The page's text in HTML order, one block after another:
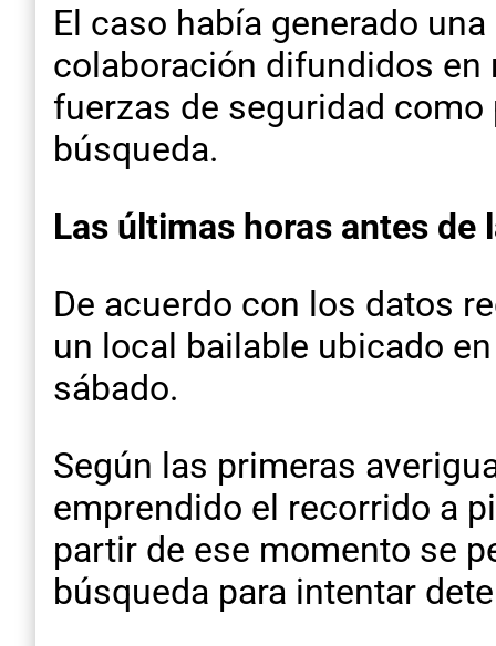
El caso había generado
colaboración difundidos
fuerzas de seguridad
búsqueda.
Las últimas horas antes de
De acuerdo con los datos
un local bailable ubicado
sábado.
Según las primeras
emprendido el recorrido a
partir de ese momento se
búsqueda para intentar